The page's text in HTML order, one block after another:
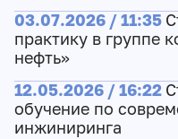
03.07.2026 / 11:35
практику в группе
нефть»
12.05.2026 / 16:22
обучение по
инжиниринга